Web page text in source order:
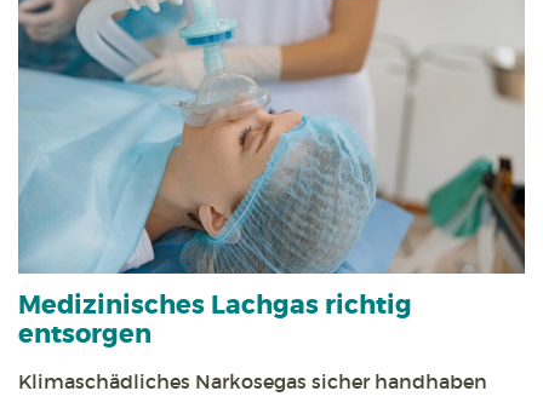
Medizinisches Lachgas richtig
entsorgen
Klimaschädliches Narkosegas sicher handhaben